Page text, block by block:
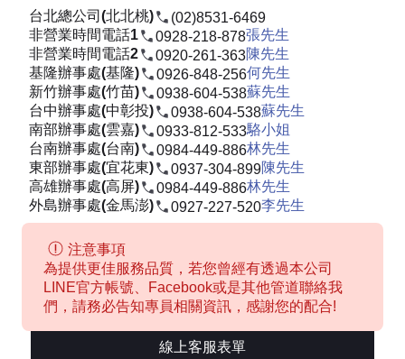
台北總公司(北北桃)
(02)8531-6469
非營業時間電話1
0928-218-878張先生
非營業時間電話2
0920-261-363陳先生
基隆辦事處(基隆)
0926-848-256何先生
新竹辦事處(竹苗)
0938-604-538蘇先生
台中辦事處(中彰投)
0938-604-538蘇先生
南部辦事處(雲嘉)
0933-812-533駱小姐
台南辦事處(台南)
0984-449-886林先生
東部辦事處(宜花東)
0937-304-899陳先生
高雄辦事處(高屏)
0984-449-886林先生
外島辦事處(金馬澎)
0927-227-520李先生
注意事項
為提供更佳服務品質，若您曾經有透過本公司
LINE官方帳號、Facebook或是其他管道聯絡我
們，請務必告知專員相關資訊，感謝您的配合!
線上客服表單